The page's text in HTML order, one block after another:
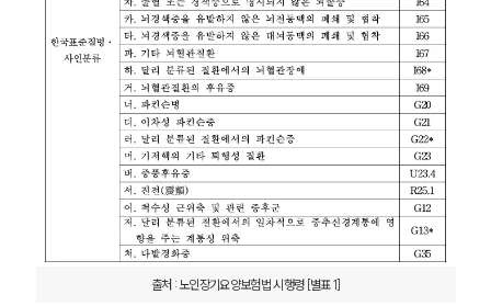
출처 : 노인장기요양보험법 시행령 [별표 1]